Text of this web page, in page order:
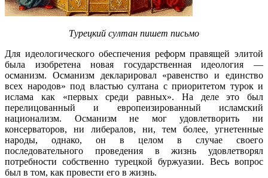
Турецкий султан пишет письмо
Для идеологического обеспечения реформ правящей элитой
была изобретена новая государственная идеология —
османизм. Османизм декларировал «равенство и единство
всех народов» под властью султана с приоритетом турок и
ислама как «первых среди равных». На деле это был
перелицованный и европеизированный исламский
национализм. Османизм не мог удовлетворить ни
консерваторов, ни либералов, ни, тем более, угнетенные
народы, однако, он в целом в случае своего
последовательного проведения в жизнь удовлетворял
потребности собственно турецкой буржуазии. Весь вопрос
был в том, как провести его в жизнь.